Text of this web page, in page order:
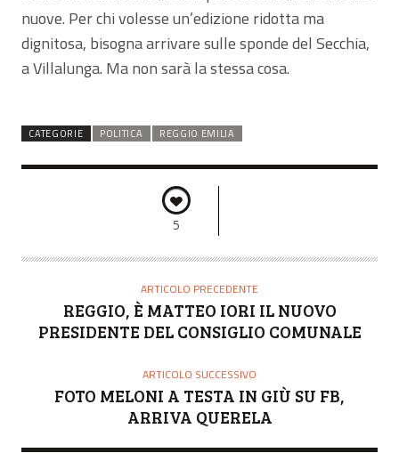
nuove. Per chi volesse un’edizione ridotta ma
dignitosa, bisogna arrivare sulle sponde del Secchia,
a Villalunga. Ma non sarà la stessa cosa.
CATEGORIE POLITICA REGGIO EMILIA
5
ARTICOLO PRECEDENTE
REGGIO, È MATTEO IORI IL NUOVO
PRESIDENTE DEL CONSIGLIO COMUNALE
ARTICOLO SUCCESSIVO
FOTO MELONI A TESTA IN GIÙ SU FB,
ARRIVA QUERELA